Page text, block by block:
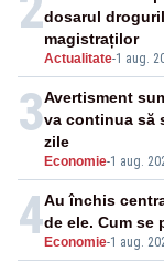
Actualitate-1 aug.
dosarul
magistraților
3
Economie-1 aug.
Avertisment
va continua să
zile
4Economie-1 aug.
Au închis
de ele. Cum se